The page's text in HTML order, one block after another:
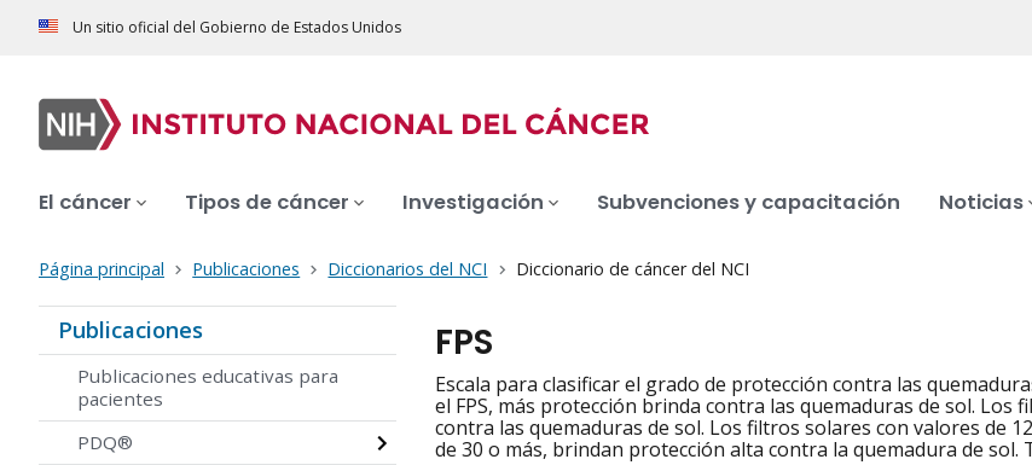
Un sitio oficial del Gobierno de Estados Unidos
El cáncer Tipos de cáncer Investigación Subvenciones y capacitación Noticias
Página principal Publicaciones Diccionarios del NCI Diccionario de cáncer del NCI
Publicaciones
Publicaciones educativas para
pacientes
PDQ®
FPS
Escala para clasificar el grado de protección contra las
el FPS, más protección brinda contra las quemaduras de sol.
contra las quemaduras de sol. Los filtros solares con valores de
de 30 o más, brindan protección alta contra la quemadura de